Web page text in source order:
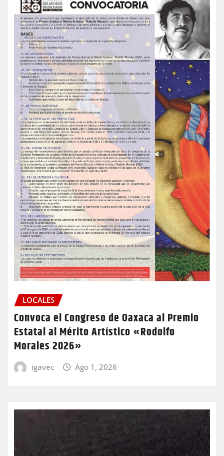
LOCALES
Convoca el Congreso de Oaxaca al Premio
Estatal al Mérito Artístico «Rodolfo
Morales 2026»
igavec Ago 1, 2026